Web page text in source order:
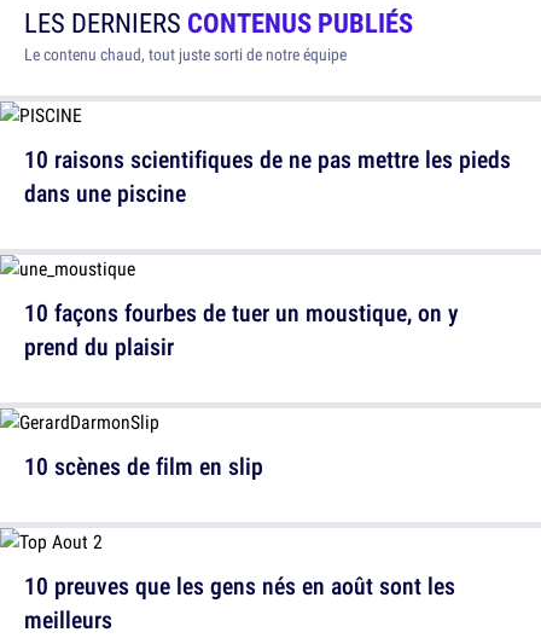
LES DERNIERS CONTENUS PUBLIÉS
Le contenu chaud, tout juste sorti de notre équipe
10 raisons scientifiques de ne pas mettre les pieds
dans une piscine
10 scènes de film en slip
10 façons fourbes de tuer un moustique, on y
prend du plaisir
10 preuves que les gens nés en août sont les
meilleurs